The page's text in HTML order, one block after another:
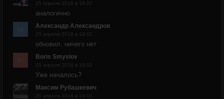
25 апреля 2016 в 19:02
аналогично
Александр Александров
25 апреля 2016 в 19:02
обновил. ничего нет
Boris Smyslov
25 апреля 2016 в 19:02
Уже началось?
Максим Рубашкевич
25 апреля 2016 в 19:01